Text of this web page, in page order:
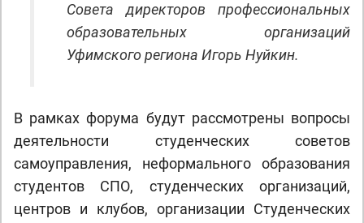
Совета директоров профессиональных
образовательных организаций
Уфимского региона Игорь Нуйкин.
В рамках форума будут рассмотрены вопросы
деятельности студенческих советов
самоуправления, неформального образования
студентов СПО, студенческих организаций,
центров и клубов, организации Студенческих